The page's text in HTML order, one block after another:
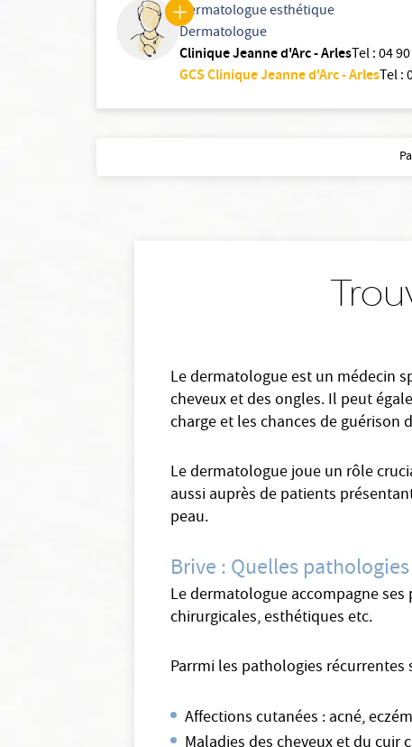
Dermatologue esthétique
Dermatologue
Clinique Jeanne d'Arc - ArlesTel:04
GCS Clinique Jeanne d'Arc - ArlesTel:
Le dermatologue est un médecin
cheveux et des ongles. Il peut
charge et les chances de guérison
Le dermatologue joue un rôle
aussi auprès de patients
peau.
Brive : Quelles
Le dermatologue accompagne
chirurgicales, esthétiques etc.
Parrmi les pathologies
Affections cutanées : acné,